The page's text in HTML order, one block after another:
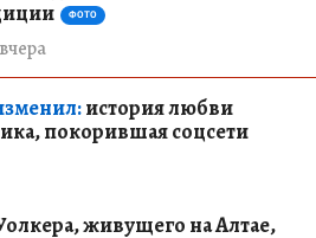
ФОТО
вчера
история любви
покорившая соцсети
живущего на Алтае,